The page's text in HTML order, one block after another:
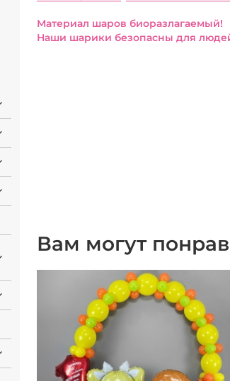
Материал шаров биоразлагаемый!
Наши шарики безопасны для
Вам могут